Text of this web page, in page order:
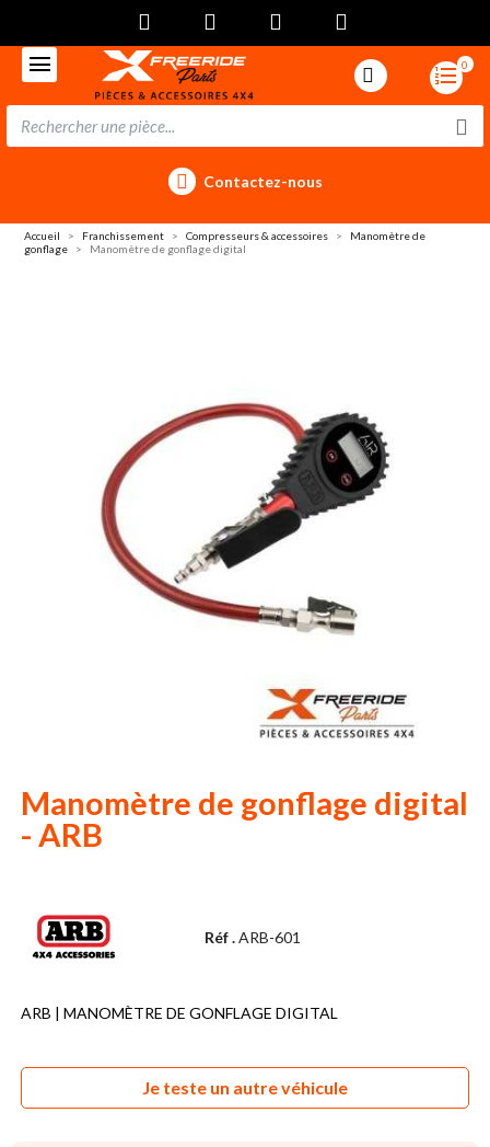
0
Contactez-nous
Accueil Franchissement Compresseurs & accessoires
Manomètre de
gonflage
Manomètre de gonflage digital
Manomètre de gonflage digital
- ARB
Réf .ARB-601
ARB | MANOMÈTRE DE GONFLAGE DIGITAL
Je teste un autre véhicule